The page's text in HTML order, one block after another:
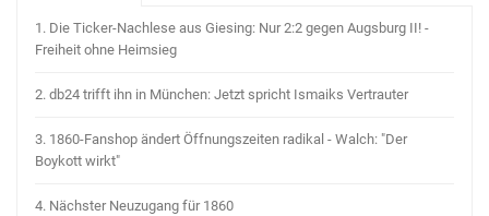
1. Die Ticker-Nachlese aus Giesing: Nur 2:2 gegen Augsburg II! -
Freiheit ohne Heimsieg
2. db24 trifft ihn in München: Jetzt spricht Ismaiks Vertrauter
3. 1860-Fanshop ändert Öffnungszeiten radikal - Walch: "Der
Boykott wirkt"
4. Nächster Neuzugang für 1860